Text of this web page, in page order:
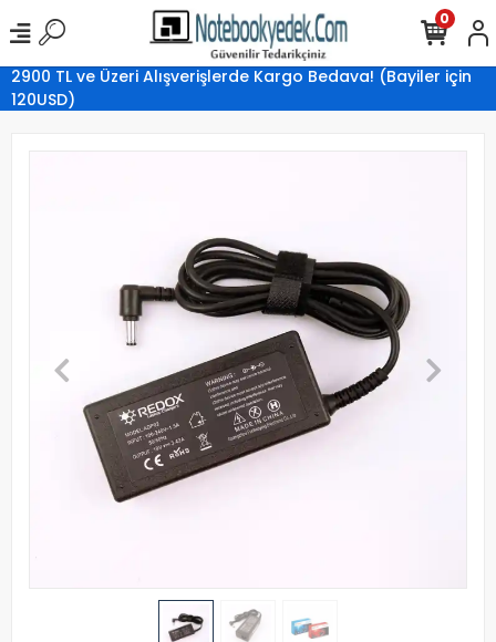
2900 TL ve Üzeri Alışverişlerde Kargo Bedava! (Bayiler için
120USD)
0